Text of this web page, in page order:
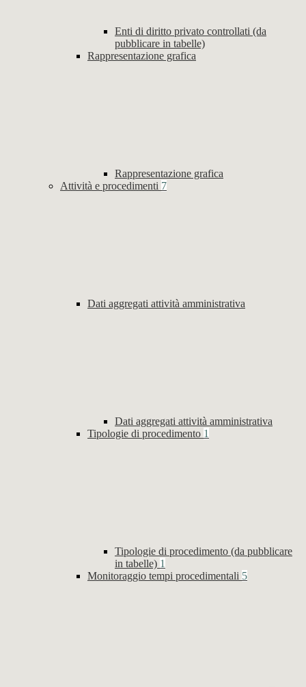
Enti di diritto privato controllati (da
pubblicare in tabelle)
Rappresentazione grafica
Rappresentazione grafica
Attività e procedimenti 7
Dati aggregati attività amministrativa
Dati aggregati attività amministrativa
Tipologie di procedimento 1
Tipologie di procedimento (da pubblicare
in tabelle) 1
Monitoraggio tempi procedimentali 5